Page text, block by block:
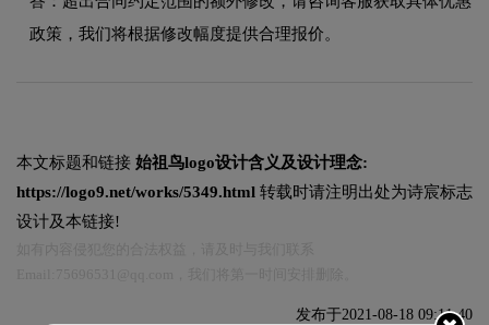
政策，我们将根据修改幅度提供合理报价。
本文标题和链接 始祖鸟logo设计含义及设计理念:
https://logo9.net/works/5349.html 转载时请注明出处为诗宸标志
设计及本链接!
发布于2021-08-18 09:11:40